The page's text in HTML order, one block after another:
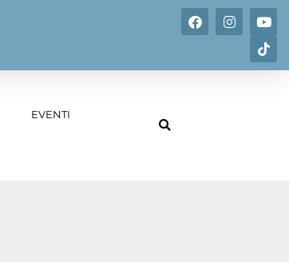
EVENTI